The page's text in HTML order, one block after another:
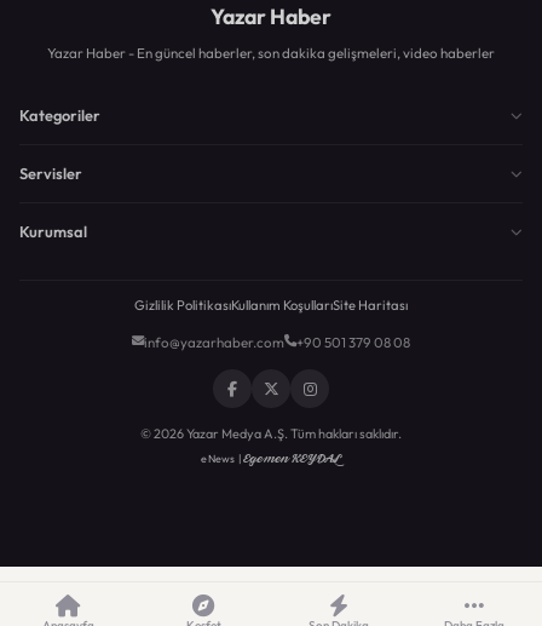
Yazar Haber
Yazar Haber - En güncel haberler, son dakika gelişmeleri, video haberler
Kategoriler
Servisler
Kurumsal
Gizlilik PolitikasıKullanım KoşullarıSite Haritası
info@yazarhaber.com +90 501 379 08 08
© 2026 Yazar Medya A.Ş. Tüm hakları saklıdır.
eNews |Egemen KEYDAL